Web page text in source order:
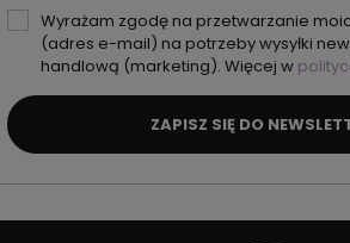
Wyrażam zgodę na przetwarzanie
(adres e-mail) na potrzeby wysyłki
handlową (marketing). Więcej w
ZAPISZ SIĘ DO